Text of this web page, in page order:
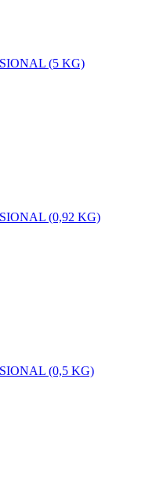
(5 KG)
(0,92 KG)
(0,5 KG)